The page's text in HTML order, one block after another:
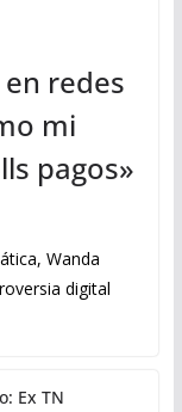
redes
mi
pagos»
Wanda
digital
Ex TN